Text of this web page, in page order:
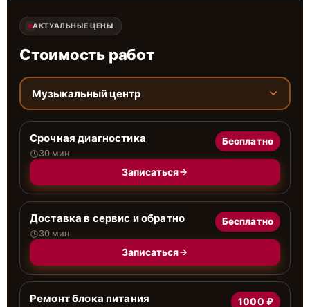
АКТУАЛЬНЫЕ ЦЕНЫ
Стоимость работ
Музыкальный центр
Срочная диагностика
30 мин
Бесплатно
Записаться
Доставка в сервис и обратно
30 мин
Бесплатно
Записаться
Ремонт блока питания 1000 ₽